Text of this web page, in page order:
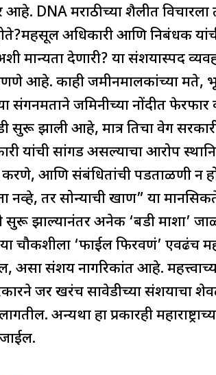
आहे. DNA मराठीच्या शैलीत
अधिकारी आणि निबंधक
मान्यता देणारी? या संशयास्पद
आहे. काही जमीनमालकांच्या मते,
संगनमताने जमिनीच्या नोंदीत
सुरू झाली आहे, मात्र तिचा वेग
यांची सांगड असल्याचा आरोप
करणे, आणि संबंधितांची पडताळणी न
नव्हे, तर सोन्याची खाण” या
झाल्यानंतर अनेक ‘बडी माशा’
चौकशीला ‘फाईल फिरवणं’ एवढंच
संशय नागरिकांत आहे.
जर खरंच सावेडीच्या संशयाचा
अन्यथा हा प्रकारही